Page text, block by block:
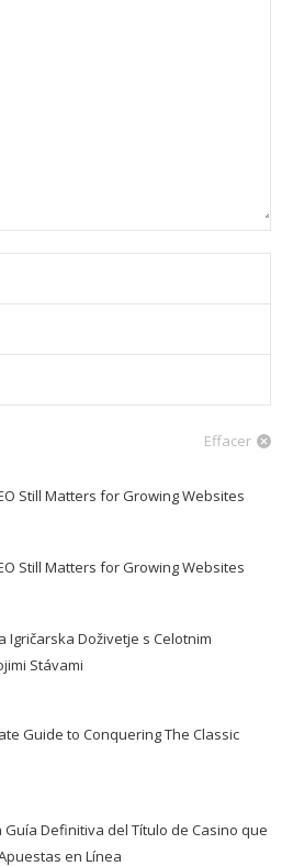
Effacer
Still Matters for Growing Websites
Still Matters for Growing Websites
Igričarska Doživetje s Celotnim
Stávami
Guide to Conquering The Classic
Guía Definitiva del Título de Casino que
en Línea